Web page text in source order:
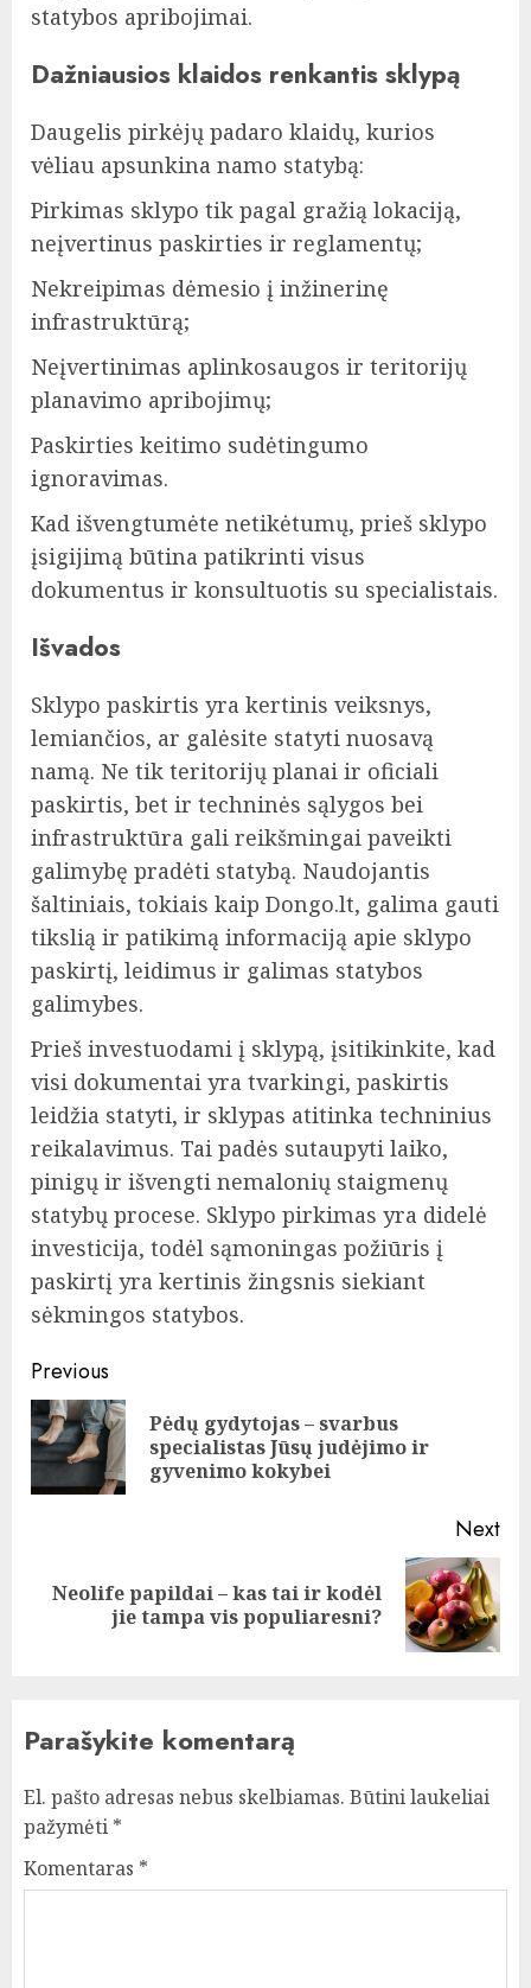
statybos apribojimai.
Dažniausios klaidos renkantis sklypą
Daugelis pirkėjų padaro klaidų, kurios
vėliau apsunkina namo statybą:
Pirkimas sklypo tik pagal gražią lokaciją,
neįvertinus paskirties ir reglamentų;
Nekreipimas dėmesio į inžinerinę
infrastruktūrą;
Neįvertinimas aplinkosaugos ir teritorijų
planavimo apribojimų;
Paskirties keitimo sudėtingumo
ignoravimas.
Kad išvengtumėte netikėtumų, prieš sklypo
įsigijimą būtina patikrinti visus
dokumentus ir konsultuotis su specialistais.
Išvados
Sklypo paskirtis yra kertinis veiksnys,
lemiančios, ar galėsite statyti nuosavą
namą. Ne tik teritorijų planai ir oficiali
paskirtis, bet ir techninės sąlygos bei
infrastruktūra gali reikšmingai paveikti
galimybę pradėti statybą. Naudojantis
šaltiniais, tokiais kaip Dongo.lt, galima gauti
tikslią ir patikimą informaciją apie sklypo
paskirtį, leidimus ir galimas statybos
galimybes.
Prieš investuodami į sklypą, įsitikinkite, kad
visi dokumentai yra tvarkingi, paskirtis
leidžia statyti, ir sklypas atitinka techninius
reikalavimus. Tai padės sutaupyti laiko,
pinigų ir išvengti nemalonių staigmenų
statybų procese. Sklypo pirkimas yra didelė
investicija, todėl sąmoningas požiūris į
paskirtį yra kertinis žingsnis siekiant
sėkmingos statybos.
Post
navigation
Previous
Pėdų gydytojas – svarbus
specialistas Jūsų judėjimo ir
gyvenimo kokybei
Next
Next
Neolife papildai – kas tai ir kodėl
jie tampa vis populiaresni?
Parašykite komentarą
El. pašto adresas nebus skelbiamas. Būtini laukeliai
pažymėti *
Komentaras *